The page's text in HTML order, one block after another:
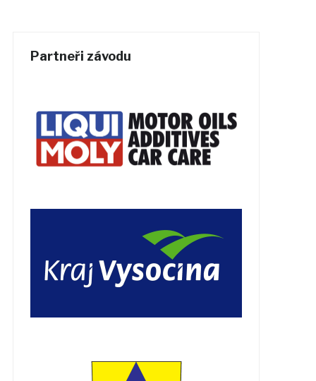
Partneři závodu